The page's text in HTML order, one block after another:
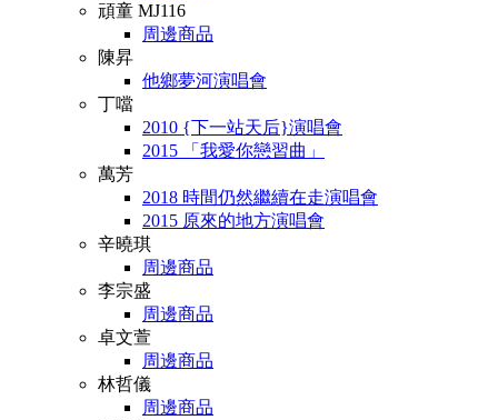
頑童 MJ116
周邊商品
陳昇
他鄉夢河演唱會
丁噹
2010 {下一站天后}演唱會
2015 「我愛你戀習曲」
萬芳
2018 時間仍然繼續在走演唱會
2015 原來的地方演唱會
辛曉琪
周邊商品
李宗盛
周邊商品
卓文萱
周邊商品
林哲儀
周邊商品